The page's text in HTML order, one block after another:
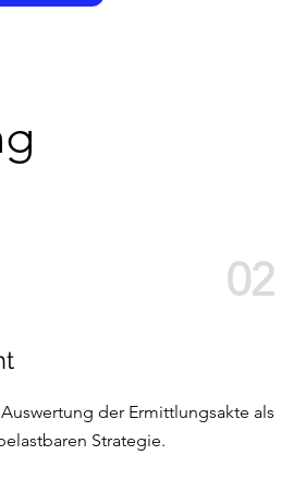
02
der Ermittlungsakte als
Strategie.